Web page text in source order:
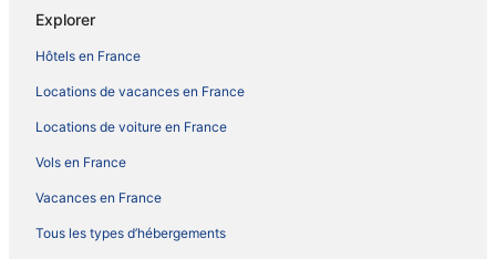
Explorer
Hôtels en France
Locations de vacances en France
Locations de voiture en France
Vols en France
Vacances en France
Tous les types d’hébergements